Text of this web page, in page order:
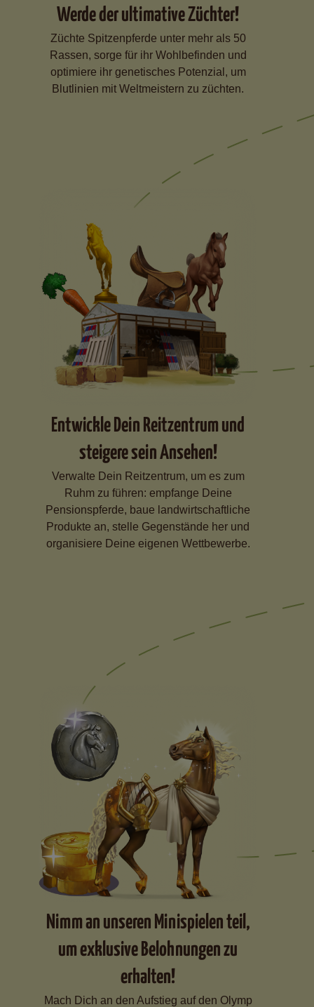
Werde der ultimative Züchter!
Züchte Spitzenpferde unter mehr als 50
Rassen, sorge für ihr Wohlbefinden und
optimiere ihr genetisches Potenzial, um
Blutlinien mit Weltmeistern zu züchten.
Entwickle Dein Reitzentrum und
steigere sein Ansehen!
Verwalte Dein Reitzentrum, um es zum
Ruhm zu führen: empfange Deine
Pensionspferde, baue landwirtschaftliche
Produkte an, stelle Gegenstände her und
organisiere Deine eigenen Wettbewerbe.
Nimm an unseren Minispielen teil,
um exklusive Belohnungen zu
erhalten!
Mach Dich an den Aufstieg auf den Olymp